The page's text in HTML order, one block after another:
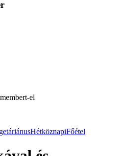
el
HétköznapiFőétel